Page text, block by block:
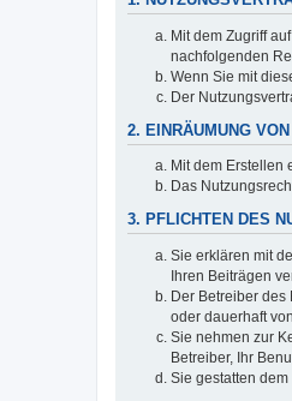
Mit dem Zugriff
nachfolgenden
Wenn Sie mit
Der
2. EINRÄUMUNG
Mit dem Erstellen
Das
3. PFLICHTEN DES
Sie erklären mit
Ihren Beiträgen
Der Betreiber des
oder dauerhaft
Sie nehmen zur
Betreiber, Ihr
Sie gestatten